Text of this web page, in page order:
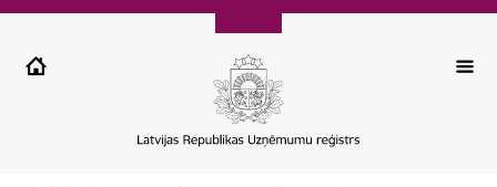
Pārlekt
galveno